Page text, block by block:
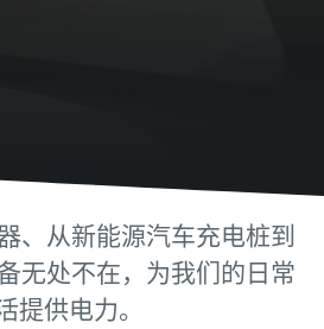
、从新能源汽车充电桩到
无处不在，为我们的日常
提供电力。